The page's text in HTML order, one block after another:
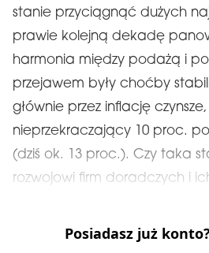
stanie przyciągnąć dużych
prawie kolejną dekadę
harmonia między podażą i
przejawem były choćby
głównie przez inflację
nieprzekraczający 10 proc.
(dziś ok. 13 proc.). Czy taka
rozwojowi firm doradczych i
Posiadasz już konto?